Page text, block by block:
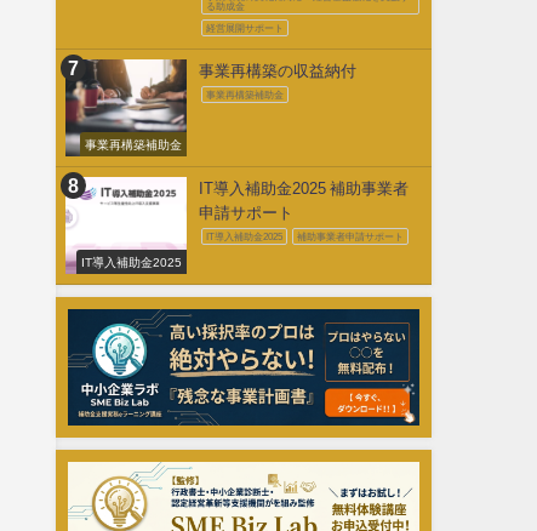
る助成金
経営展開サポート
事業再構築補助金
事業再構築の収益納付
事業再構築補助金
IT導入補助金2025
IT導入補助金2025 補助事業者
申請サポート
IT導入補助金2025 補助事業者申請サポート